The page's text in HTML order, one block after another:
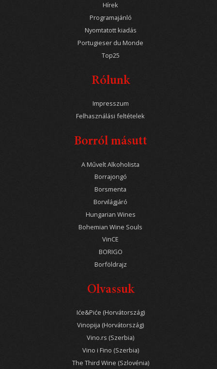
Hírek
Programajánló
Nyomtatott kiadás
Portugieser du Monde
Top25
Rólunk
Impresszum
Felhasználási feltételek
Borról másutt
A Művelt Alkoholista
Borrajongó
Borsmenta
Borvilágjáró
Hungarian Wines
Bohemian Wine Souls
VinCE
BORIGO
Borföldrajz
Olvassuk
Iće&Piće (Horvátország)
Vinopija (Horvátország)
Vino.rs (Szerbia)
Vino i Fino (Szerbia)
The Third Wine (Szlovénia)